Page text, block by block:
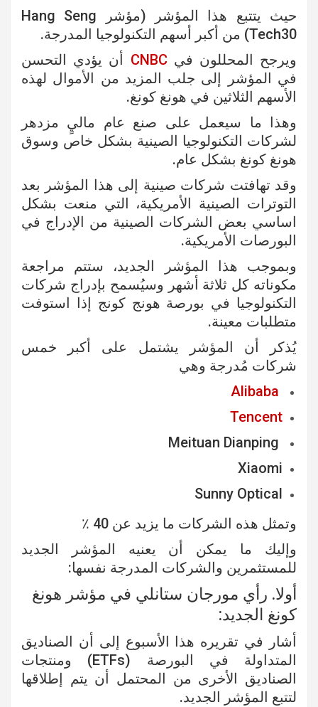
حيث يتتبع هذا المؤشر (مؤشر Hang Seng
Tech30) من أكبر أسهم التكنولوجيا المدرجة.
ويرجح المحللون فيCNBC أن يؤدي التحسن
في المؤشر إلى جلب المزيد من الأموال لهذه
الأسهم الثلاثين في هونغ كونغ.
وهذا ما سيعمل على صنع عام ماليٍ مزدهر
لشركات التكنولوجيا الصينية بشكل خاص وسوق
هونغ كونغ بشكل عام.
وقد تهافتت شركات صينية إلى هذا المؤشر بعد
التوترات الصينية الأمريكية، التي منعت بشكل
اساسي بعض الشركات الصينية من الإدراج في
البورصات الأمريكية.
وبموجب هذا المؤشر الجديد، ستتم مراجعة
مكوناته كل ثلاثة أشهر وسيُسمح بإدراج شركات
التكنولوجيا في بورصة هونج كونج إذا استوفت
متطلبات معينة.
يُذكر أن المؤشر يشتمل على أكبر خمس
شركات مُدرجة وهي
Alibaba
Tencent
Xiaomi
Sunny Optical
وتمثل هذه الشركات ما يزيد عن 40 ٪
وإليك ما يمكن أن يعنيه المؤشر الجديد
للمستثمرين والشركات المدرجة نفسها:
أولا. رأي مورجان ستانلي في مؤشر هونغ
كونغ الجديد:
أشار في تقريره هذا الأسبوع إلى أن الصناديق
المتداولة في البورصة (ETFs) ومنتجات
الصناديق الأخرى من المحتمل أن يتم إطلاقها
لتتبع المؤشر الجديد.